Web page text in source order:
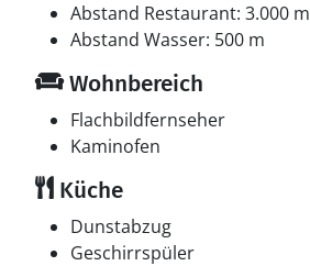
Abstand Restaurant: 3.000 m
Abstand Wasser: 500 m
Wohnbereich
Flachbildfernseher
Kaminofen
Küche
Dunstabzug
Geschirrspüler